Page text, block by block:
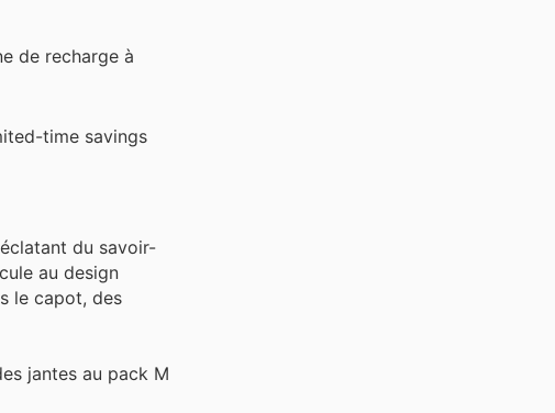
de recharge à
time savings
du savoir-
au design
le capot, des
jantes au pack M